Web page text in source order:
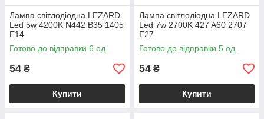
Лампа світлодіодна LEZARD
Led 5w 4200K N442 B35 1405
E14
Готово до відправки 6 од.
54 ₴
Купити
Лампа світлодіодна LEZARD
Led 7w 2700K 427 A60 2707
E27
Готово до відправки 5 од.
54 ₴
Купити